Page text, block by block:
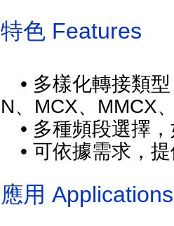
特色 Features
• 多樣化轉接類
N、MCX、MMCX
• 多種頻段選擇
• 可依據需求，
應用 Applications